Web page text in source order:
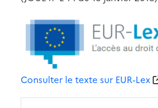
Consulter le texte sur EUR-Lex